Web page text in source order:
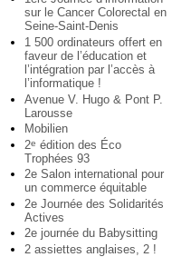
sur le Cancer Colorectal en
Seine-Saint-Denis
1 500 ordinateurs offert en
faveur de l’éducation et
l’intégration par l’accès à
l’informatique !
Avenue V. Hugo & Pont P.
Larousse
Mobilien
2e édition des Éco
Trophées 93
2e Salon international pour
un commerce équitable
2e Journée des Solidarités
Actives
2e journée du Babysitting
2 assiettes anglaises, 2 !